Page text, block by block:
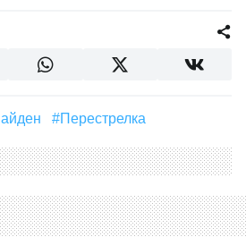
#Байден #Перестрелка